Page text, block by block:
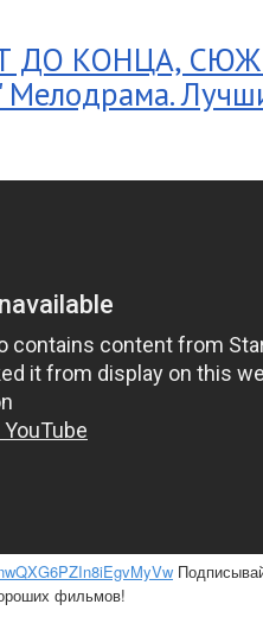
ДО КОНЦА,
Мелодрама.
фильмов!